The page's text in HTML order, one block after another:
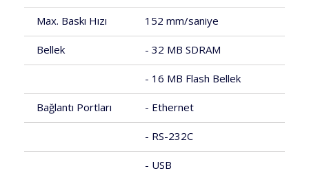
Max. Baskı Hızı 152 mm/saniye
Bellek - 32 MB SDRAM
- 16 MB Flash Bellek
Bağlantı Portları - Ethernet
- RS-232C
- USB